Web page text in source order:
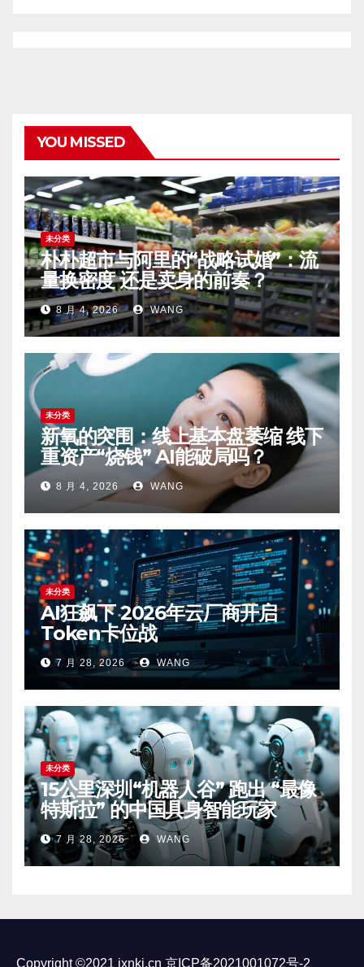
YOU MISSED
未分类
朴朴超市与阿里的“战略试婚”：流
量换密度 还是卖身的前奏？
8 月 4, 2026 WANG
未分类
新氧的突围：线上基本盘萎缩 线下
重资产“烧钱” AI能破局吗？
8 月 4, 2026 WANG
未分类
AI狂飙下 2026年云厂商开启
Token卡位战
7 月 28, 2026 WANG
未分类
15公里深圳“机器人谷” 跑出 “最像
特斯拉” 的中国具身智能玩家
7 月 28, 2026 WANG
Copyright ©2021 ixnkj.cn 京ICP备2021001072号-2